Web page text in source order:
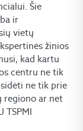
Šie
ir
vietų
žinios
kad kartu
centru ne tik
ne tik prie
regiono ar net
TSPMI